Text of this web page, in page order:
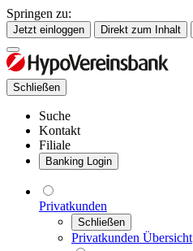
Springen zu:
Jetzt einloggen Direkt zum Inhalt
Schließen
Suche
Kontakt
Filiale
Banking Login
Privatkunden
Schließen
Privatkunden Übersicht